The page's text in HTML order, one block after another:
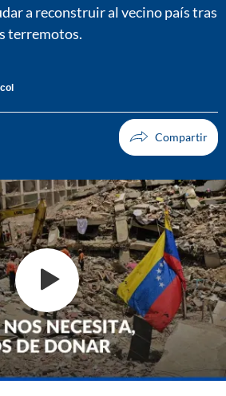
a reconstruir al vecino país tras
terremotos.